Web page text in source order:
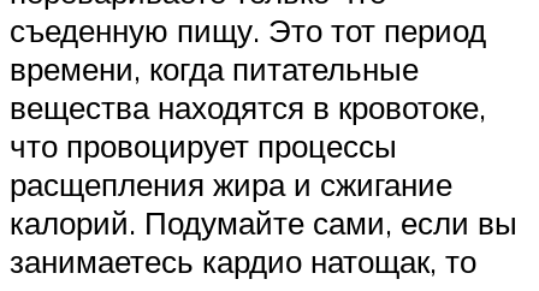
съеденную пищу. Это тот период
времени, когда питательные
вещества находятся в кровотоке,
что провоцирует процессы
расщепления жира и сжигание
калорий. Подумайте сами, если вы
занимаетесь кардио натощак, то